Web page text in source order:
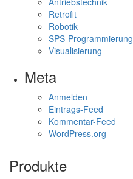
Retrofit
Robotik
SPS-Programmierung
Visualisierung
Meta
Anmelden
Eintrags-Feed
Kommentar-Feed
WordPress.org
Produkte